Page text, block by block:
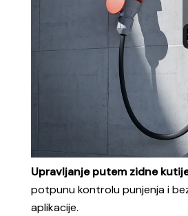
Upravljanje putem zidne
potpunu kontrolu punjenja i
aplikacije.